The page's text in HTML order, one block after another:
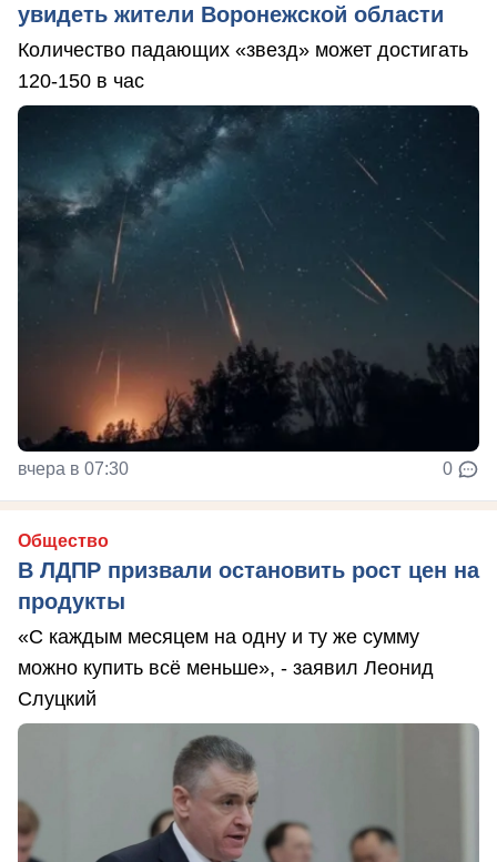
увидеть жители Воронежской области
Количество падающих «звезд» может достигать
120-150 в час
вчера в 07:30 0
Общество
В ЛДПР призвали остановить рост цен на
продукты
«С каждым месяцем на одну и ту же сумму
можно купить всё меньше», - заявил Леонид
Слуцкий